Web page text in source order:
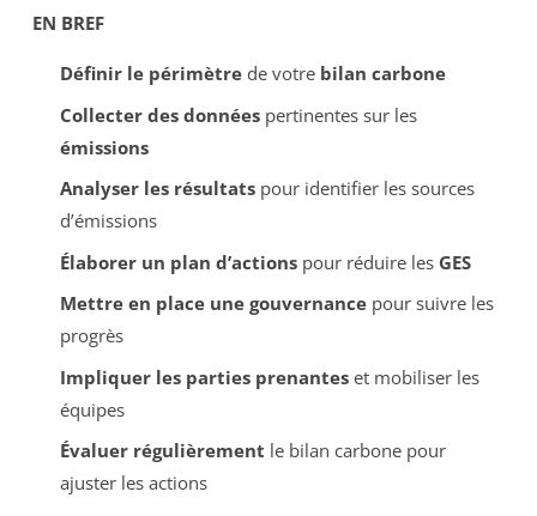
EN BREF
Définir le périmètrede votre bilan carbone
Collecter des donnéespertinentes sur les
émissions
Analyser les résultatspour identifier les sources
d’émissions
Élaborer un plan d’actionspour réduire les GES
Mettre en place une gouvernancepour suivre les
progrès
Impliquer les parties prenanteset mobiliser les
équipes
Évaluer régulièrement le bilan carbone pour
ajuster les actions